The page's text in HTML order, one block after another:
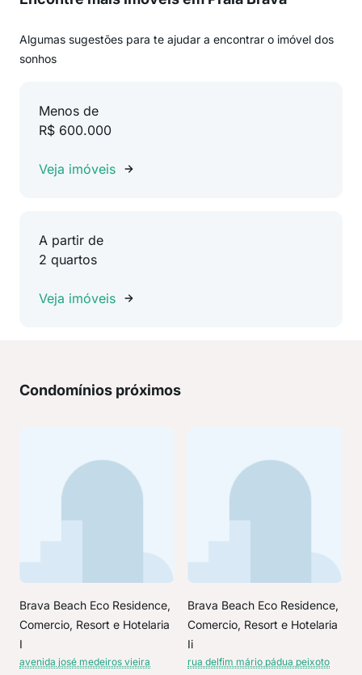
Algumas sugestões para te ajudar a encontrar o imóvel dos
sonhos
Menos de
R$ 600.000
Veja imóveis
A partir de
2 quartos
Veja imóveis
Condomínios próximos
Brava Beach Eco Residence,
Comercio, Resort e Hotelaria
I
avenida josé medeiros vieira
Brava Beach Eco Residence,
Comercio, Resort e Hotelaria
Ii
rua delfim mário pádua peixoto